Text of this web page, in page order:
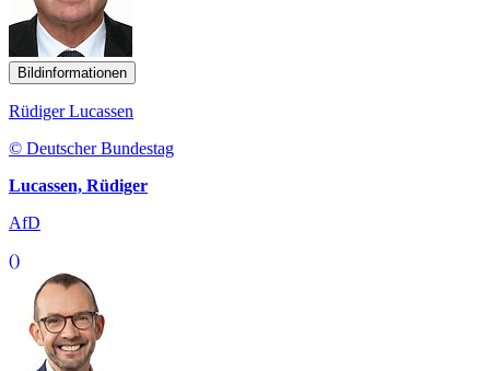
Bildinformationen
Rüdiger Lucassen
© Deutscher Bundestag
Lucassen, Rüdiger
AfD
()